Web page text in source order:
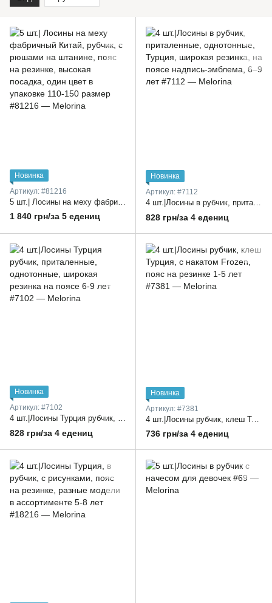
Новинка
Артикул: #81216
1 840 грн/за 5 едениц
Новинка
Артикул: #7112
4 шт.|Лосины в рубчик, приталенные, однотонные, Турция, широкая резинка, на поясе надпись-эмблема, 6–9 лет
828 грн/за 4 едениц
Новинка
Артикул: #7102
4 шт.|Лосины Турция рубчик, приталенные, однотонные, широкая резинка на поясе 6-9 лет
828 грн/за 4 едениц
Новинка
Артикул: #7381
4 шт.|Лосины рубчик, клеш Турция, с накатом Frozen, пояс на резинке 1-5 лет
736 грн/за 4 едениц